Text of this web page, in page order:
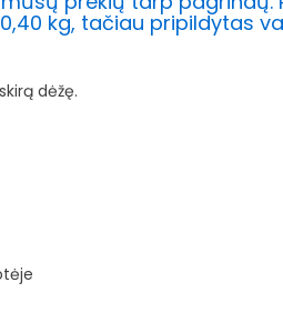
kg, tačiau pripildytas
dėžę.